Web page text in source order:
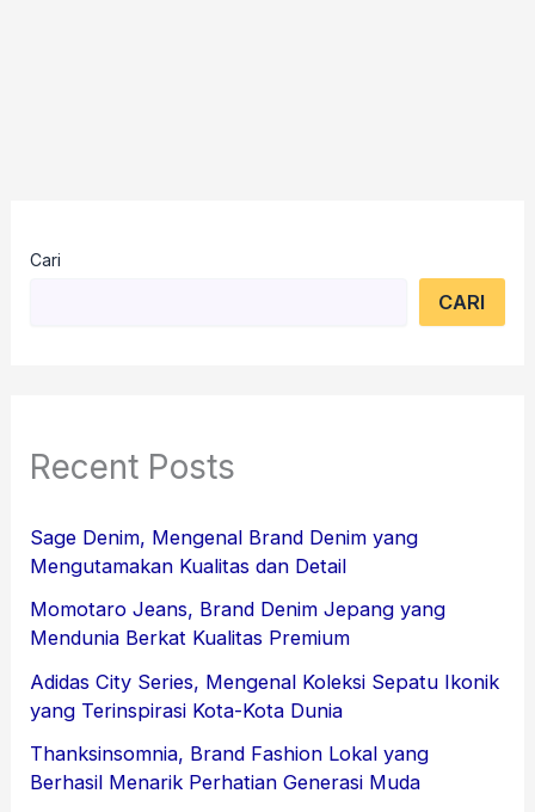
Cari
CARI
Recent Posts
Sage Denim, Mengenal Brand Denim yang
Mengutamakan Kualitas dan Detail
Momotaro Jeans, Brand Denim Jepang yang
Mendunia Berkat Kualitas Premium
Adidas City Series, Mengenal Koleksi Sepatu Ikonik
yang Terinspirasi Kota-Kota Dunia
Thanksinsomnia, Brand Fashion Lokal yang
Berhasil Menarik Perhatian Generasi Muda